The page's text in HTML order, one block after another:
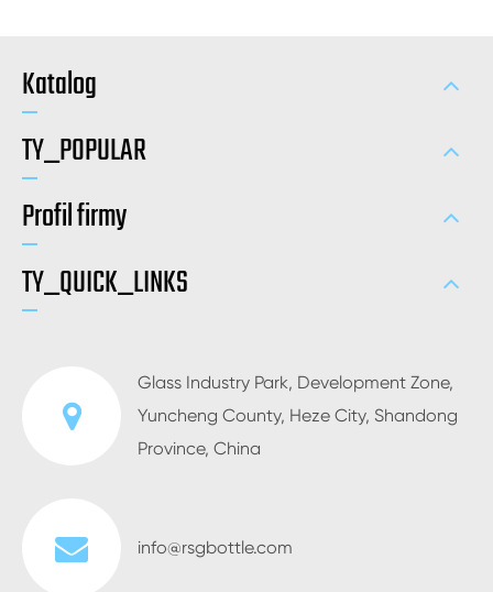
Katalog
TY_POPULAR
Profil firmy
TY_QUICK_LINKS
Glass Industry Park, Development Zone,
Yuncheng County, Heze City, Shandong
Province, China
info@rsgbottle.com